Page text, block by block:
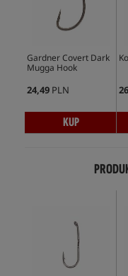
Gardner Covert Dark
Mugga Hook
24,49 PLN
KUP